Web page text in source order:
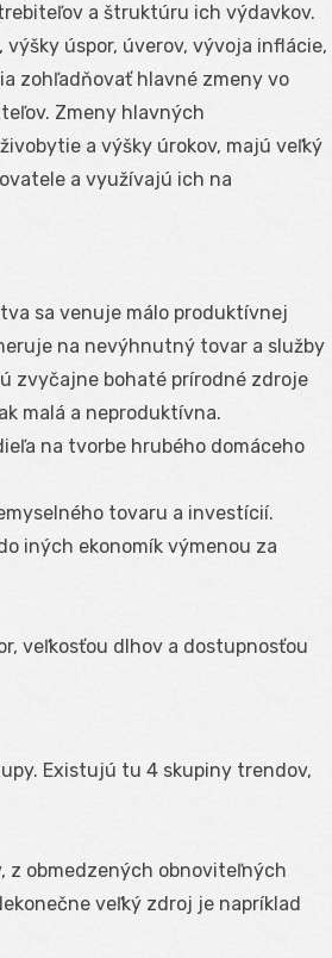
a štruktúru ich výdavkov.
úspor, úverov, vývoja inflácie,
zohľadňovať hlavné zmeny vo
Zmeny hlavných
a výšky úrokov, majú veľký
a využívajú ich na
sa venuje málo produktívnej
na nevýhnutný tovar a služby
zvyčajne bohaté prírodné zdroje
malá a neproduktívna.
na tvorbe hrubého domáceho
tovaru a investícií.
iných ekonomík výmenou za
veľkosťou dlhov a dostupnosťou
Existujú tu 4 skupiny trendov,
z obmedzených obnoviteľných
veľký zdroj je napríklad